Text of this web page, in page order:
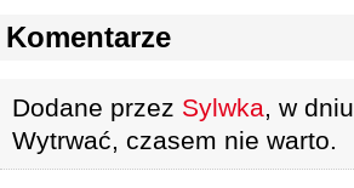
Komentarze
Dodane przez Sylwka, w dniu
Wytrwać, czasem nie warto.